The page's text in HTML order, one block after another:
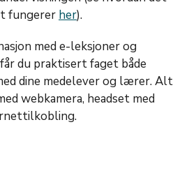
fungerer her).
med e-leksjoner og
du praktisert faget både
dine medelever og lærer. Alt
webkamera, headset med